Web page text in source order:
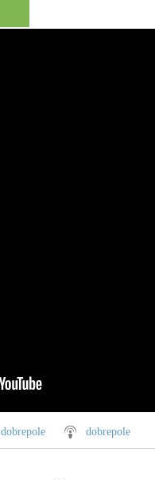
dobrepole dobrepole